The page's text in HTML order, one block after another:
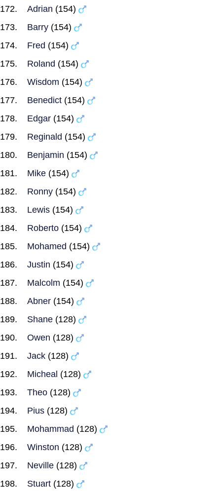
Adrian (154)
Barry (154)
Fred (154)
Roland (154)
Wisdom (154)
Benedict (154)
Edgar (154)
Reginald (154)
Benjamin (154)
Mike (154)
Ronny (154)
Lewis (154)
Roberto (154)
Mohamed (154)
Justin (154)
Malcolm (154)
Abner (154)
Shane (128)
Owen (128)
Jack (128)
Micheal (128)
Theo (128)
Pius (128)
Mohammad (128)
Winston (128)
Neville (128)
Stuart (128)